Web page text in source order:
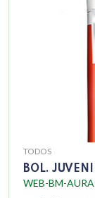
TODOS
BOL.
WEB-BM-